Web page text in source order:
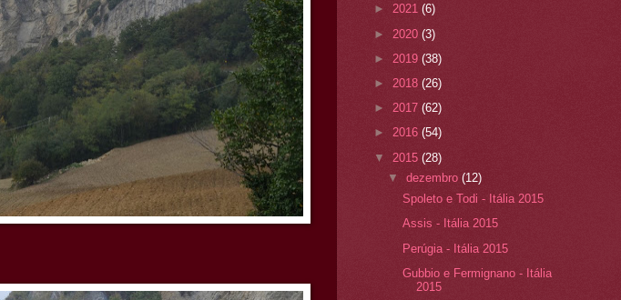
► 2021 (6)
► 2020 (3)
► 2019 (38)
► 2018 (26)
► 2017 (62)
► 2016 (54)
▼ 2015 (28)
▼dezembro(12)
Spoleto e Todi - Itália 2015
Assis - Itália 2015
Perúgia - Itália 2015
Gubbio e Fermignano - Itália
2015